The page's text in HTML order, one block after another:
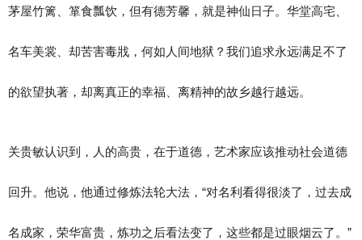
茅屋竹篱、箪食瓢饮，但有德芳馨，就是神仙日子。华堂高宅、
名车美裳、却苦害毒戕，何如人间地狱？我们追求永远满足不了
的欲望执著，却离真正的幸福、离精神的故乡越行越远。
关贵敏认识到，人的高贵，在于道德，艺术家应该推动社会道德
回升。他说，他通过修炼法轮大法，“对名利看得很淡了，过去成
名成家，荣华富贵，炼功之后看法变了，这些都是过眼烟云了。”